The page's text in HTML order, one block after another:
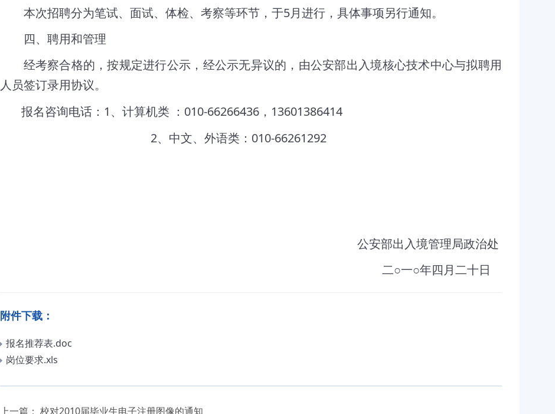
本次招聘分为笔试、面试、体检、考察等环节，于5月进行，具体事项另行通知。
四、聘用和管理
经考察合格的，按规定进行公示，经公示无异议的，由公安部出入境核心技术中心与拟聘用
人员签订录用协议。
报名咨询电话： 1 、计算机类 ： 010-66266436， 13601386414
2、中文、外语类： 010-66261292
公安部出入境管理局政治处
二○一○年四月二十日
附件下载：
报名推荐表.doc
岗位要求.xls
上一篇： 校对2010届毕业生电子注册图像的通知